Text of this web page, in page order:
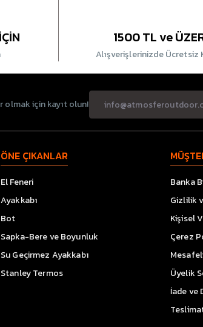
1500 TL ve
Alışverişlerinizde Ücretsiz
olmak için kayıt olun!
ÖNE ÇIKANLAR
El Feneri
Ayakkabı
Bot
Sapka-Bere ve Boyunluk
Su Geçirmez Ayakkabı
Stanley Termos
Banka
Gizlilik
Kişisel
Çerez
Üyelik
İade ve